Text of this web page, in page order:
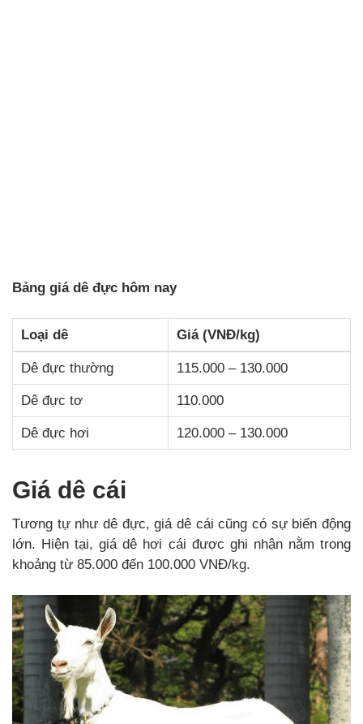
Bảng giá dê đực hôm nay
Loại dê Giá (VNĐ/kg)
Dê đực thường 115.000 – 130.000
Dê đực tơ 110.000
Dê đực hơi 120.000 – 130.000
Giá dê cái
Tương tự như dê đực, giá dê cái cũng có sự biến động
lớn. Hiện tại, giá dê hơi cái được ghi nhận nằm trong
khoảng từ 85.000 đến 100.000 VNĐ/kg.